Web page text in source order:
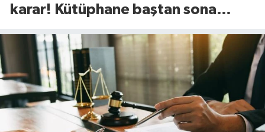
karar! Kütüphane baştan sona